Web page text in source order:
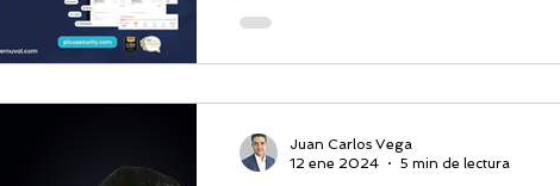
Juan Carlos Vega
12 ene 2024
5 min de lectura